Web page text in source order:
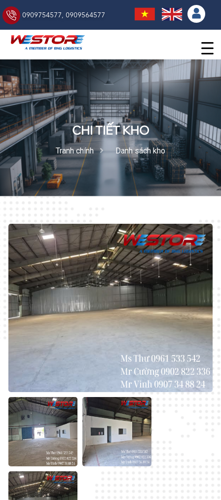
0909754577, 0909564577
CHI TIẾT KHO
Tranh chính Danh sách kho